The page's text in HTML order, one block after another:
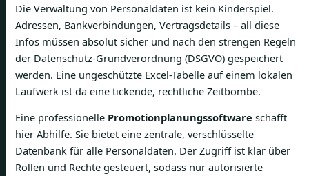
Die Verwaltung von Personaldaten ist kein Kinderspiel.
Adressen, Bankverbindungen, Vertragsdetails – all diese
Infos müssen absolut sicher und nach den strengen Regeln
der Datenschutz-Grundverordnung (DSGVO) gespeichert
werden. Eine ungeschützte Excel-Tabelle auf einem lokalen
Laufwerk ist da eine tickende, rechtliche Zeitbombe.
Eine professionelle Promotionplanungssoftware schafft
hier Abhilfe. Sie bietet eine zentrale, verschlüsselte
Datenbank für alle Personaldaten. Der Zugriff ist klar über
Rollen und Rechte gesteuert, sodass nur autorisierte